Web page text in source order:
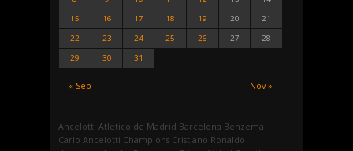
« Sep Nov »
15
16 17 18 19 20
21
22
23 24 25 26 27
28
29
30 31
Ancelotti Atletico de Madrid Barcelona Benzema
Carlo Ancelotti Champions Cristiano Ronaldo